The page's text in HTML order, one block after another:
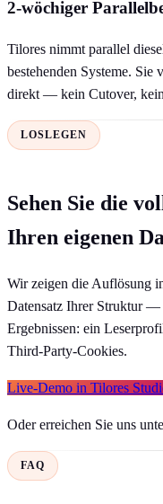
2-wöchiger
Tilores nimmt parallel
bestehenden Systeme.
direkt — kein Cutover,
LOSLEGEN
Sehen Sie die
Ihren eigenen
Wir zeigen die Auflösung
Datensatz Ihrer Struktur —
Ergebnissen: ein
Third-Party-Cookies.
Live-Demo in Tilores
Oder erreichen Sie uns
FAQ